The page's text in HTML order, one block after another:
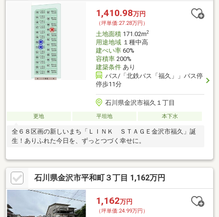
1,410.98万円
（坪単価:27.28万円）
土地面積171.02m2
用途地域１種中高
建ぺい率60%
容積率200%
建築条件あり
バス/「北鉄バス「福久」」バス停
停歩11分
石川県金沢市福久１丁目
更地 平坦地 本下水
全６８区画の新しいまち「ＬＩＮＫ ＳＴＡＧＥ金沢市福久」誕
生！ありふれた今日を、ずっとつづく幸せに。
石川県金沢市平和町３丁目 1,162万円
1,162万円
（坪単価:24.99万円）